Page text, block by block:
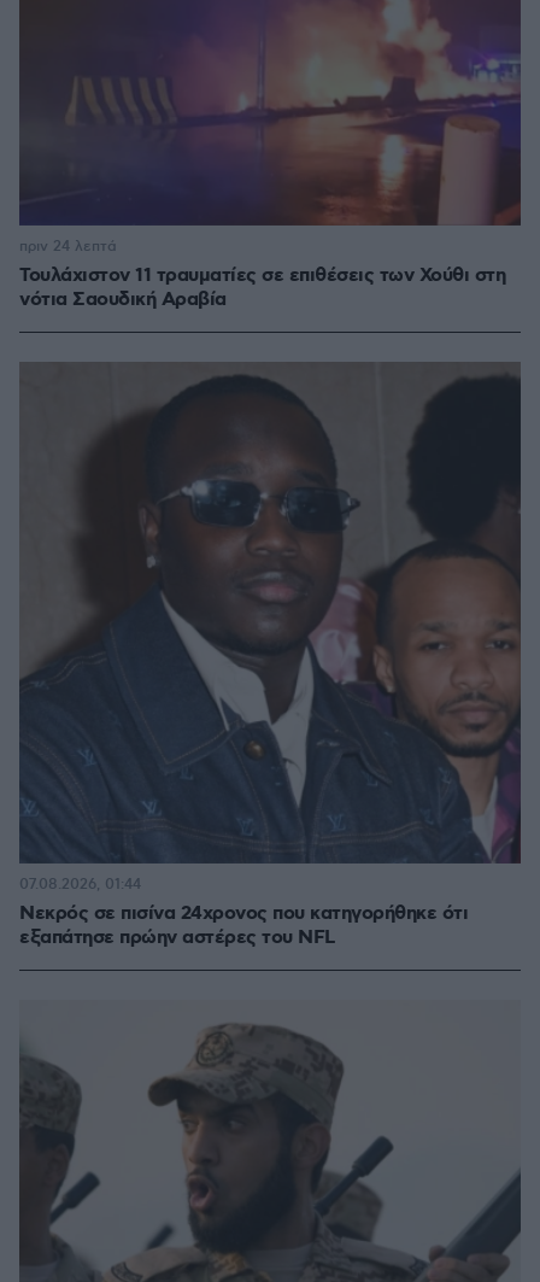
Τουλάχιστον 11 τραυματίες σε επιθέσεις των Χούθι στη
νότια Σαουδική Αραβία
πριν 24 λεπτά
Νεκρός σε πισίνα 24χρονος που κατηγορήθηκε ότι
εξαπάτησε πρώην αστέρες του NFL
07.08.2026, 01:44